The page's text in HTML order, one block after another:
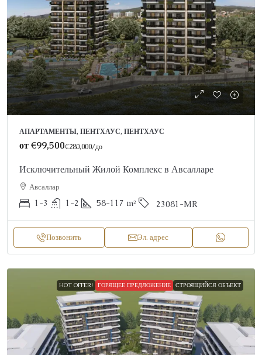
АПАРТАМЕНТЫ, ПЕНТХАУС, ПЕНТХАУС
от€99,500€280,000/до
Исключительный Жилой Комплекс в Авсалларе
Авсаллар
1-3 1-2 58-117 m² 23081-MR
Позвонить Эл. адрес
HOT OFFER! ГОРЯЩЕЕ ПРЕДЛОЖЕНИЕ СТРОЯЩИЙСЯ ОБЪЕКТ